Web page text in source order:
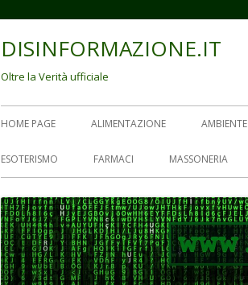
DISINFORMAZIONE.IT
Oltre la Verità ufficiale
Menu
principale
HOME PAGE ALIMENTAZIONE AMBIENTE
ESOTERISMO FARMACI MASSONERIA